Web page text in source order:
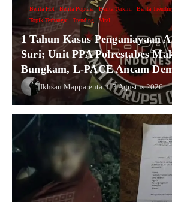
Berita Hot Berita Populer Berita Terkini Berita
Topik Terhangat
Trending Viral
1 Tahun Kasus Penganiayaan
Suri; Unit PPA Polrestabes
Bungkam, L-PACE Ancam
Ikhsan Mapparenta 3 Agustus 2026